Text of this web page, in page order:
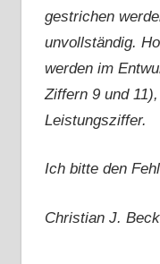
gestrichen
unvollständig.
werden im
Ziffern 9 und
Leistungsziffer.
Ich bitte den
Christian J.